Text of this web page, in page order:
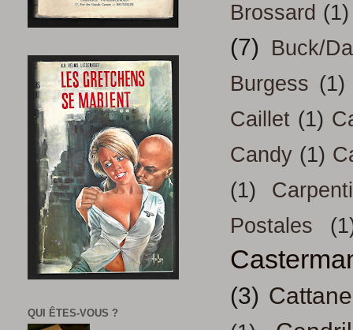
Brossard (1)
(7)
Buck/
Burgess (1)
Caillet (1)
Candy (1)
(1)
Postales
(3)
QUI ÊTES-VOUS ?